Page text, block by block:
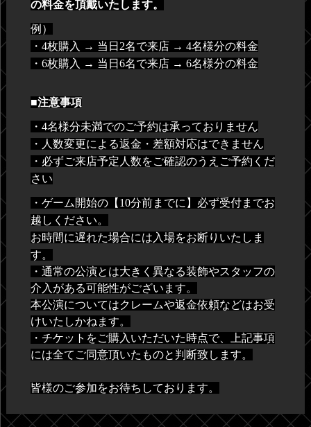
の料金を頂戴いたします。
例）
・4枚購入 → 当日2名で来店 → 4名様分の料金
・6枚購入 → 当日6名で来店 → 6名様分の料金
■注意事項
・4名様分未満でのご予約は承っておりません
・人数変更による返金・差額対応はできません
・必ずご来店予定人数をご確認のうえご予約くだ
さい
・ゲーム開始の【10分前までに】必ず受付までお
越しください。
お時間に遅れた場合には入場をお断りいたしま
す。
・通常の公演とは大きく異なる装飾やスタッフの
介入がある可能性がございます。
本公演についてはクレームや返金依頼などはお受
けいたしかねます。
・チケットをご購入いただいた時点で、上記事項
には全てご同意頂いたものと判断致します。
皆様のご参加をお待ちしております。